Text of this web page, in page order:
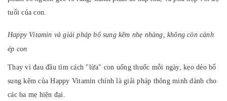
tuổi của con.
Happy Vitamin và giải pháp bổ sung kẽm nhẹ nhàng, không còn cảnh
ép con
Thay vì đau đầu tìm cách "lừa" con uống thuốc mỗi ngày, kẹo dẻo bổ
sung kẽm của Happy Vitamin chính là giải pháp thông minh dành cho
các ba mẹ hiện đại.